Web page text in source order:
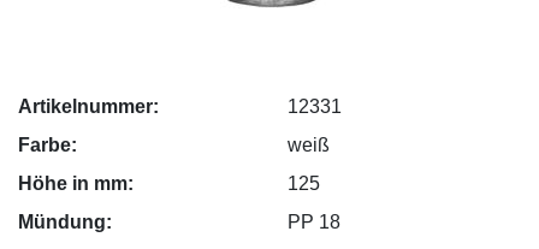
Artikelnummer:
12331
Farbe:
weiß
Höhe in mm:
125
Mündung:
PP 18